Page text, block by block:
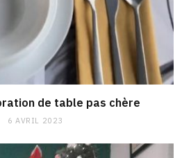
de table pas chère
6 AVRIL 2023